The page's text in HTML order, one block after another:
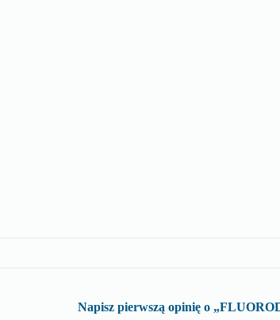
Napisz pierwszą opinię o